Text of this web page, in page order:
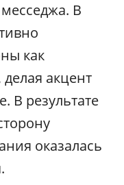
В
как
акцент
В результате
оказалась